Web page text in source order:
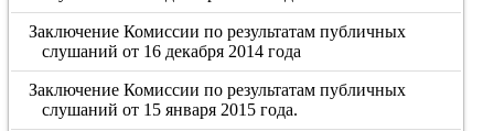
Заключение Комиссии по результатам публичных
слушаний от 16 декабря 2014 года
Заключение Комиссии по результатам публичных
слушаний от 15 января 2015 года.